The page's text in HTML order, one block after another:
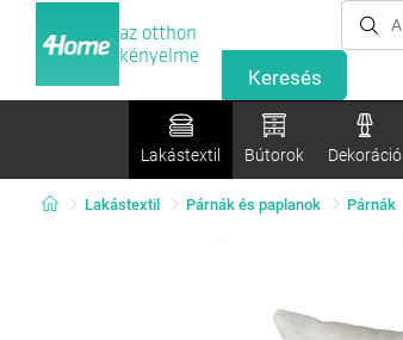
az otthon
kényelme
Lakástextil Bútorok Dekoráció
Lakástextil Párnák és paplanok Párnák